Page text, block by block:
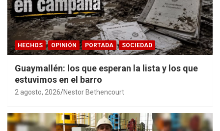
HECHOS OPINIÓN PORTADA SOCIEDAD
Guaymallén: los que esperan la lista y los que
estuvimos en el barro
2 agosto, 2026 Nestor Bethencourt